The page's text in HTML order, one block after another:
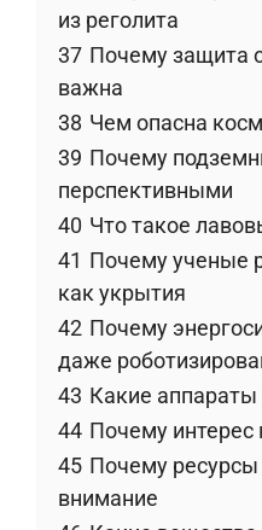
из реголита
37 Почему защита
важна
38 Чем опасна
39 Почему
перспективными
40 Что такое
41 Почему ученые
как укрытия
42 Почему
даже
43 Какие
44 Почему интерес
45 Почему
внимание